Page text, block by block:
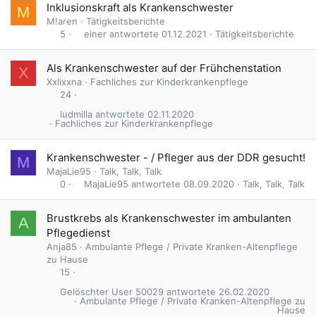
M Inklusionskraft als Krankenschwester
M!aren
Tätigkeitsberichte
5
Tätigkeitsberichte
01.12.2021
einer
X Als Krankenschwester auf der Frühchenstation
Xxlixxna
Fachliches zur Kinderkrankenpflege
24
Fachliches zur Kinderkrankenpflege
02.11.2020
ludmilla
M Krankenschwester - / Pfleger aus der DDR gesucht!
MajaLie95
Talk, Talk, Talk
0
Talk, Talk, Talk
08.09.2020
MajaLie95
A
Brustkrebs als Krankenschwester im ambulanten
Pflegedienst
Anja85
Ambulante Pflege / Private Kranken-Altenpflege
zu Hause
15
Ambulante Pflege / Private Kranken-Altenpflege zu
Hause
26.02.2020
Gelöschter User 50029